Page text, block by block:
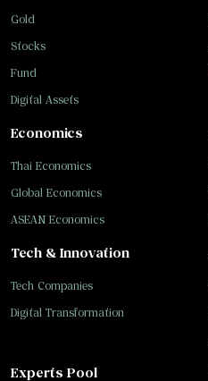
Gold
Stocks
Fund
Digital Assets
Tech & Innovation
Tech Companies
Digital Transformation
Economics
Thai Economics
Global Economics
ASEAN Economics
Experts Pool